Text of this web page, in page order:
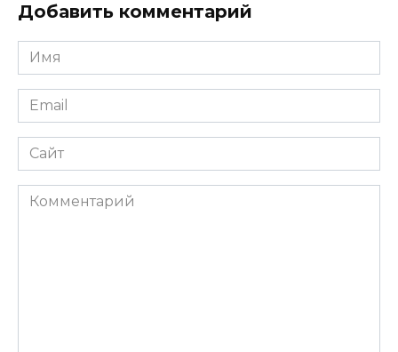
Добавить комментарий
Имя
*
Email
*
Сайт
Комментарий